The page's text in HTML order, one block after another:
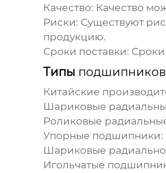
Качество: Качество
Риски: Существуют
продукцию.
Сроки поставки: Сроки
Типы подшипников
Китайские
Шариковые
Роликовые
Упорные подшипники:
Шариковые
Игольчатые